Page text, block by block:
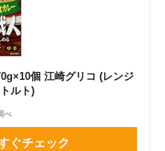
個 江崎グリコ (レンジ
ルト)
べ
ぐチェック